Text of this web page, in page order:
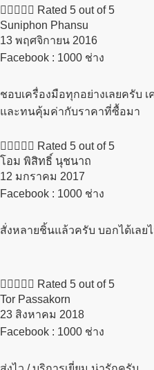
     Rated 5 out of 5
Suniphon Phansu
13 พฤศจิกายน 2016​
Facebook : 1000 ช่าง
ชอบเครื่องมือทุกอย่างเลยครับ
และทนคุ้มค่ากับราคาที่ซื้อมา
     Rated 5 out of 5
โอม พิสิทธิ์ นุชนาถ
12 มกราคม 2017​
Facebook : 1000 ช่าง
สั่งหลายชิ้นแล้วครับ บอกได้เลย
     Rated 5 out of 5
Tor Passakorn
23 สิงหาคม 2018​
Facebook : 1000 ช่าง